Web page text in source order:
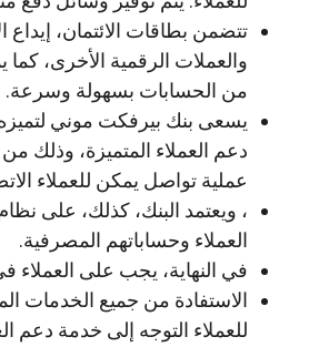
تتضمن بطاقات الائتمان، إيداع
والعملات الرقمية الأخرى،
من الحسابات بسهولة وسرعة.
يسعى بنك بيرفكت موني
دعم العملاء المتميزة، وذلك
عملية تواصل يمكن للعملاء
، ويعتمد البنك، كذلك، على
العملاء وحساباتهم المصرفية.
في النهاية، يجب على العملاء
الاستفادة من جميع الخدمات
للعملاء التوجه إلى خدمة دعم